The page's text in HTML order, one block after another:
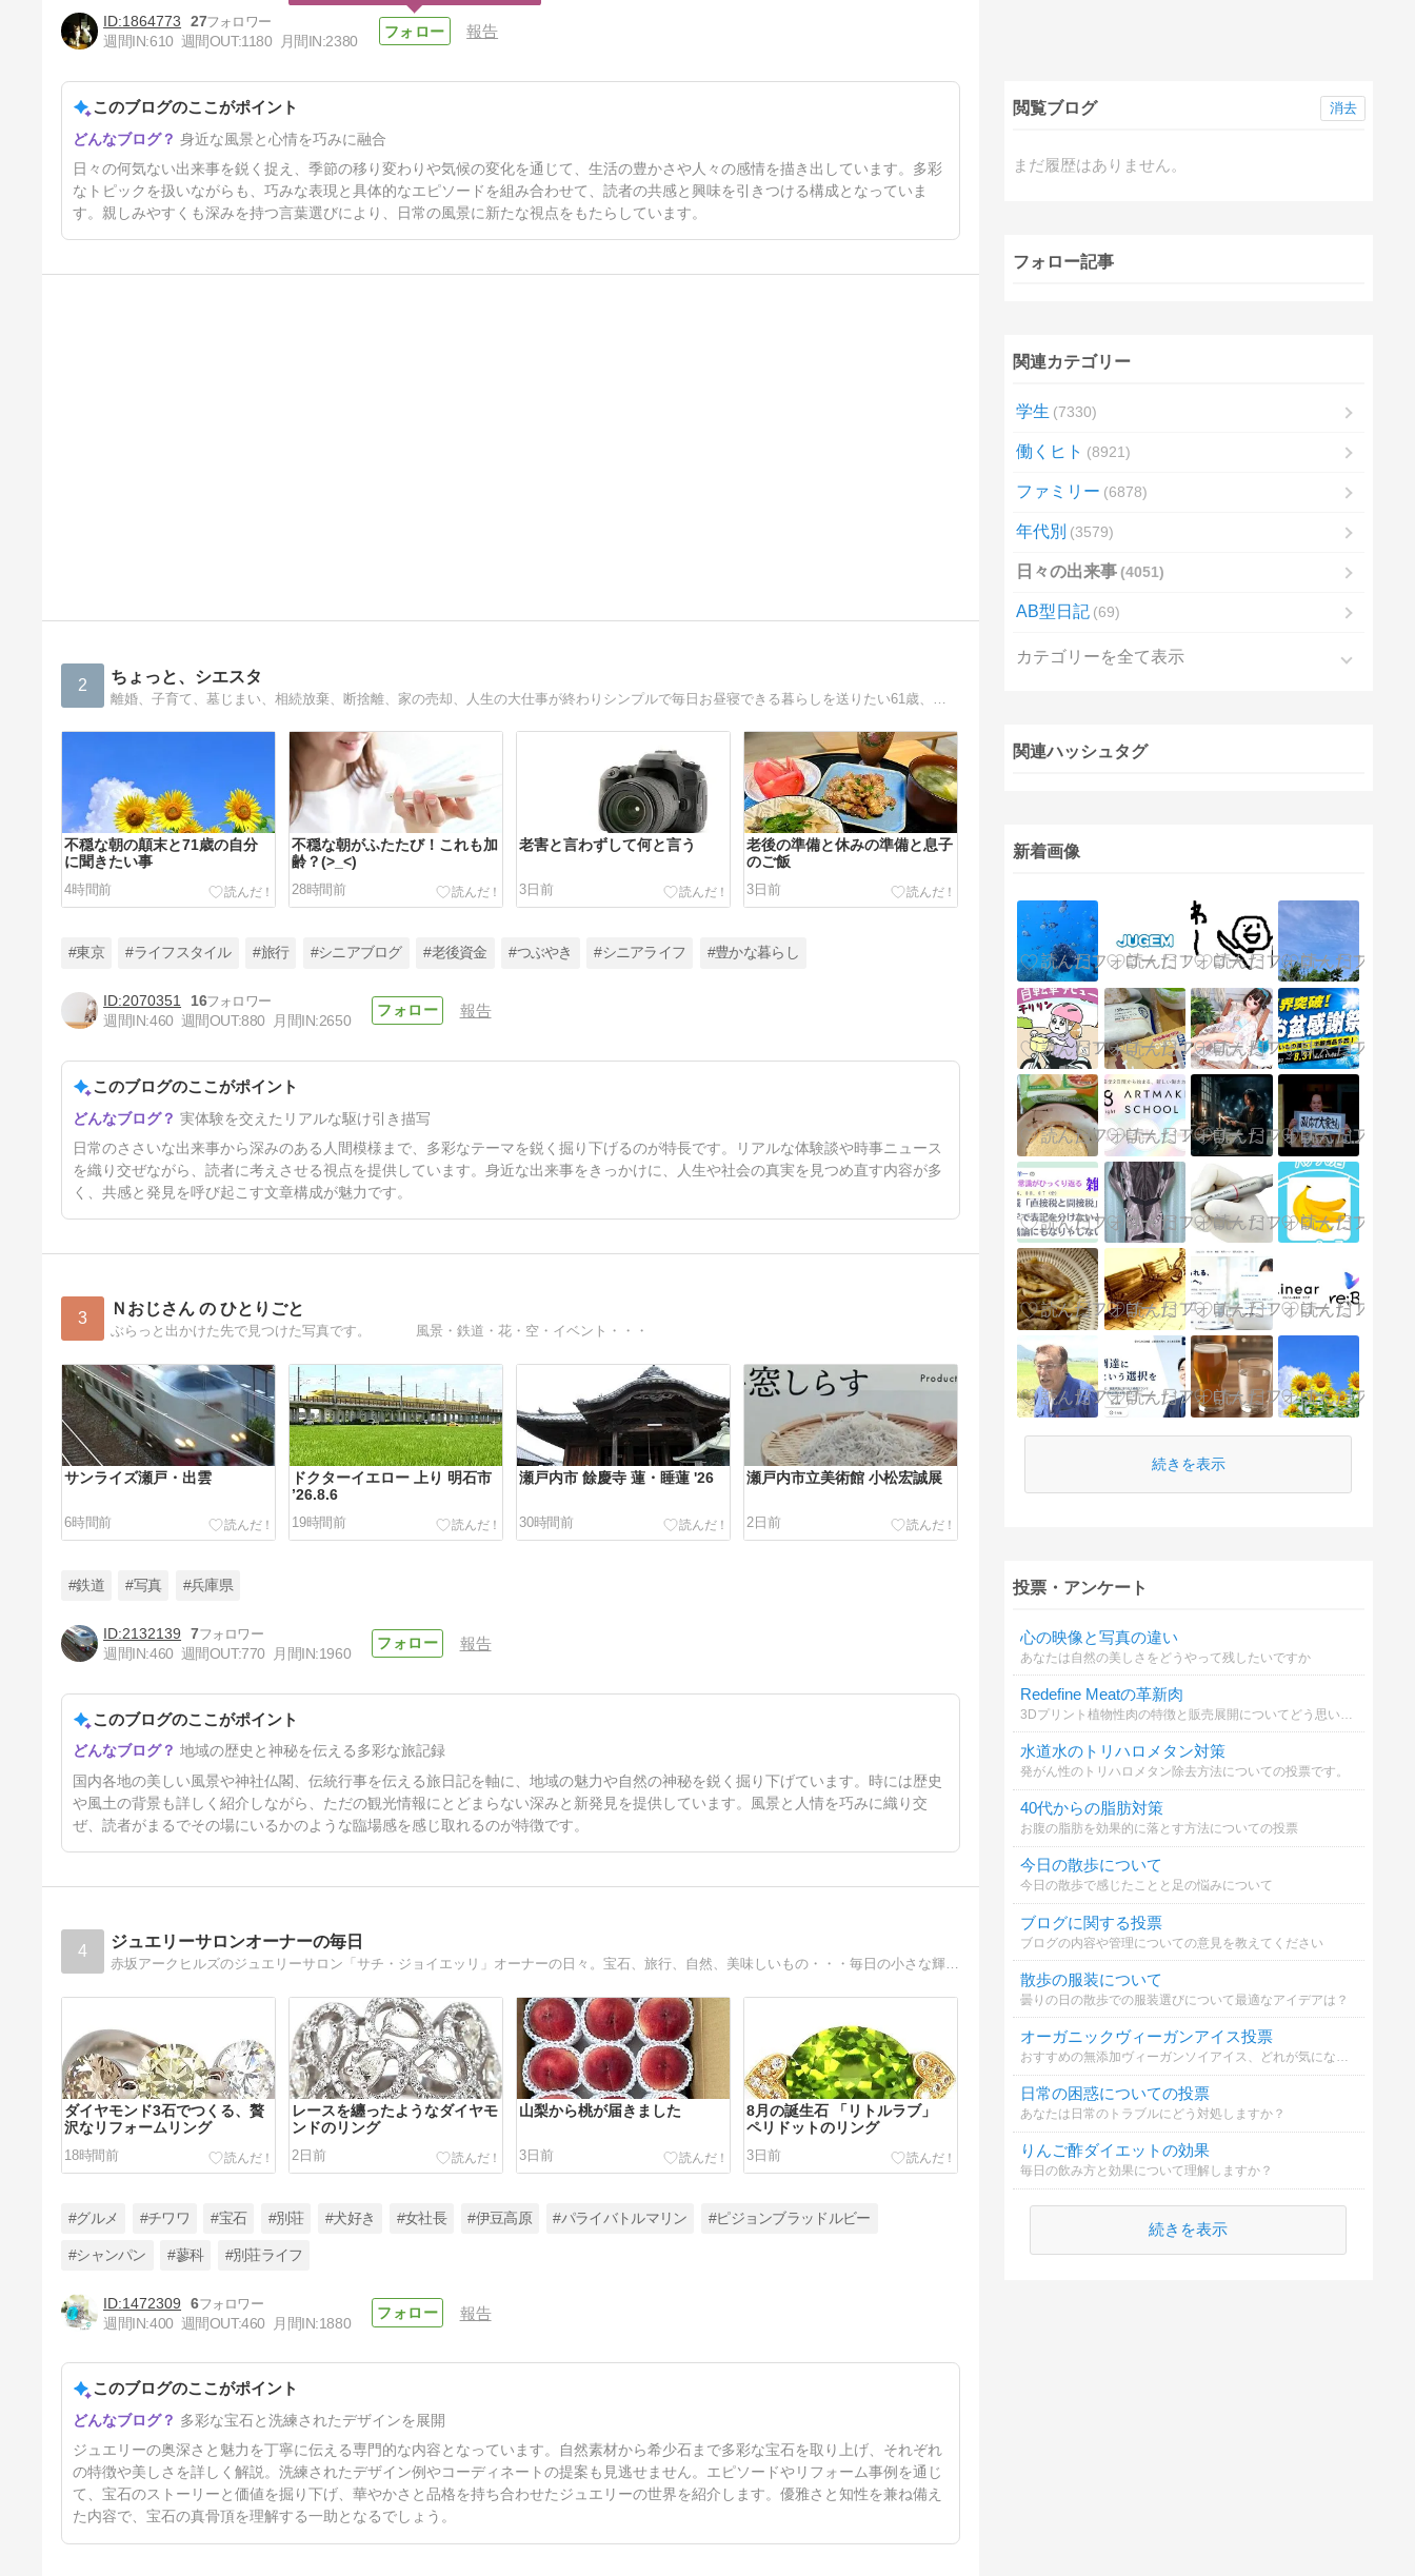
典 長くて険しい「最高の景
色」への道のり
16日前
1864773
27
週間IN:610 週間OUT:1180 月間IN:2380
報告
このブログのここがポイント
身近な風景と心情を巧みに融合
日々の何気ない出来事を鋭く捉え、季節の移り変わりや気候の変化を通じて、生活の豊かさや人々の感情を描き出しています。多彩
なトピックを扱いながらも、巧みな表現と具体的なエピソードを組み合わせて、読者の共感と興味を引きつける構成となっていま
す。親しみやすくも深みを持つ言葉選びにより、日常の風景に新たな視点をもたらしています。
2 ちょっと、シエスタ
不穏な朝の顛末と71歳の自分
に聞きたい事
4時間前
不穏な朝がふたたび！これも加
齢？(>_<)
28時間前
老害と言わずして何と言う
3日前
老後の準備と休みの準備と息子
のご飯
3日前
額は〇00万！
5日前
#東京 #ライフスタイル #旅行 #シニアブログ #老後資金 #つぶやき #シニアライフ #豊かな暮らし
2070351
16
週間IN:460 週間OUT:880 月間IN:2650
報告
このブログのここがポイント
実体験を交えたリアルな駆け引き描写
日常のささいな出来事から深みのある人間模様まで、多彩なテーマを鋭く掘り下げるのが特長です。リアルな体験談や時事ニュース
を織り交ぜながら、読者に考えさせる視点を提供しています。身近な出来事をきっかけに、人生や社会の真実を見つめ直す内容が多
く、共感と発見を呼び起こす文章構成が魅力です。
3 Ｎおじさん の ひとりごと
ぶらっと出かけた先で見つけた写真です。 風景・鉄道・花・空・イベント・・・
サンライズ瀬戸・出雲
6時間前
ドクターイエロー 上り 明石市
’26.8.6
19時間前
瀬戸内市 餘慶寺 蓮・睡蓮 '26
30時間前
瀬戸内市立美術館 小松宏誠展
2日前
3日前
#鉄道 #写真 #兵庫県
2132139
7
週間IN:460 週間OUT:770 月間IN:1960
報告
このブログのここがポイント
地域の歴史と神秘を伝える多彩な旅記録
国内各地の美しい風景や神社仏閣、伝統行事を伝える旅日記を軸に、地域の魅力や自然の神秘を鋭く掘り下げています。時には歴史
や風土の背景も詳しく紹介しながら、ただの観光情報にとどまらない深みと新発見を提供しています。風景と人情を巧みに織り交
ぜ、読者がまるでその場にいるかのような臨場感を感じ取れるのが特徴です。
4 ジュエリーサロンオーナーの毎日
赤坂アークヒルズのジュエリーサロン「サチ・ジョイエッリ」オーナーの日々。宝石、旅行、自然、美味しいもの・・・毎日の小さな輝きを綴っています。
ダイヤモンド3石でつくる、贅
沢なリフォームリング
18時間前
レースを纏ったようなダイヤモ
ンドのリング
2日前
山梨から桃が届きました
3日前
8月の誕生石 「リトルラブ」
ペリドットのリング
3日前
神楽坂まつり 浴衣に合うジュ
エリー
#グルメ #チワワ #宝石 #別荘 #犬好き #女社長 #伊豆高原 #パライバトルマリン #ピジョンブラッドルビー
#シャンパン #蓼科 #別荘ライフ
1472309
6
週間IN:400 週間OUT:460 月間IN:1880
報告
このブログのここがポイント
多彩な宝石と洗練されたデザインを展開
ジュエリーの奥深さと魅力を丁寧に伝える専門的な内容となっています。自然素材から希少石まで多彩な宝石を取り上げ、それぞれ
の特徴や美しさを詳しく解説。洗練されたデザイン例やコーディネートの提案も見逃せません。エピソードやリフォーム事例を通じ
て、宝石のストーリーと価値を掘り下げ、華やかさと品格を持ち合わせたジュエリーの世界を紹介します。優雅さと知性を兼ね備え
た内容で、宝石の真骨頂を理解する一助となるでしょう。
閲覧ブログ
まだ履歴はありません。
消去
フォロー記事
関連カテゴリー
学生 7330
働くヒト 8921
ファミリー 6878
年代別 3579
日々の出来事 4051
AB型日記 69
カテゴリーを全て表示
関連ハッシュタグ
新着画像
続きを表示
投票・アンケート
心の映像と写真の違い
あなたは自然の美しさをどうやって残したいですか
Redefine Meatの革新肉
3Dプリント植物性肉の特徴と販売展開についてどう思いますか？
水道水のトリハロメタン対策
発がん性のトリハロメタン除去方法についての投票です。
40代からの脂肪対策
お腹の脂肪を効果的に落とす方法についての投票
今日の散歩について
今日の散歩で感じたことと足の悩みについて
ブログに関する投票
ブログの内容や管理についての意見を教えてください
散歩の服装について
曇りの日の散歩での服装選びについて最適なアイデアは？
オーガニックヴィーガンアイス投票
おすすめの無添加ヴィーガンソイアイス、どれが気になる？
日常の困惑についての投票
あなたは日常のトラブルにどう対処しますか？
りんご酢ダイエットの効果
毎日の飲み方と効果について理解しますか？
続きを表示